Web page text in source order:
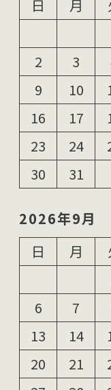
日
月
2
3
9
10
16
17
23
24
30
31
2026年9月
日
月
6
7
13
14
20
21